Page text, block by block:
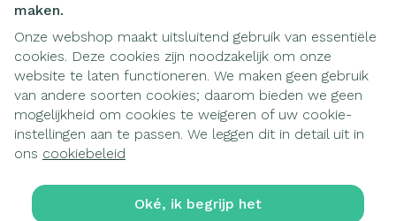
maken.
Onze webshop maakt uitsluitend gebruik van essentiële
cookies. Deze cookies zijn noodzakelijk om onze
website te laten functioneren. We maken geen gebruik
van andere soorten cookies; daarom bieden we geen
mogelijkheid om cookies te weigeren of uw cookie-
instellingen aan te passen. We leggen dit in detail uit in
ons cookiebeleid
Oké, ik begrijp het
Juridische links